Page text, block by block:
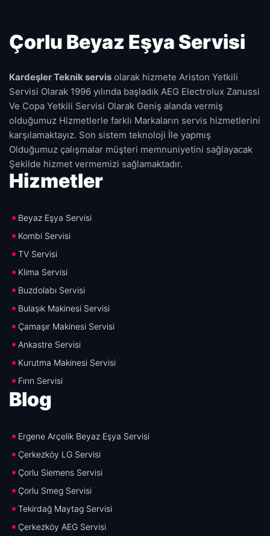
Çorlu Beyaz Eşya Servisi
Kardeşler Teknik servis olarak hizmete Ariston Yetkili
Servisi Olarak 1996 yılında başladık AEG Electrolux Zanussi
Ve Copa Yetkili Servisi Olarak Geniş alanda vermiş
olduğumuz Hizmetlerle farklı Markaların servis hizmetlerini
karşılamaktayız. Son sistem teknoloji İle yapmış
Olduğumuz çalışmalar müşteri memnuniyetini sağlayacak
Şekilde hizmet vermemizi sağlamaktadır.
Hizmetler
Beyaz Eşya Servisi
Kombi Servisi
TV Servisi
Klima Servisi
Buzdolabı Servisi
Bulaşık Makinesi Servisi
Çamaşır Makinesi Servisi
Ankastre Servisi
Kurutma Makinesi Servisi
Fırın Servisi
Blog
Ergene Arçelik Beyaz Eşya Servisi
Çerkezköy LG Servisi
Çorlu Siemens Servisi
Çorlu Smeg Servisi
Tekirdağ Maytag Servisi
Çerkezköy AEG Servisi